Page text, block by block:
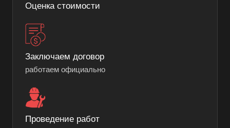
Оценка стоимости
Заключаем договор
работаем официально
Проведение работ